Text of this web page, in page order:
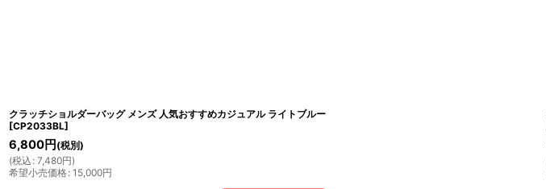
クラッチショルダーバッグ メンズ 人気おすすめカジュアル ライトブルー
[CP2033BL]
6,800円 (税別)
(税込 : 7,480円)
希望小売価格: 15,000円